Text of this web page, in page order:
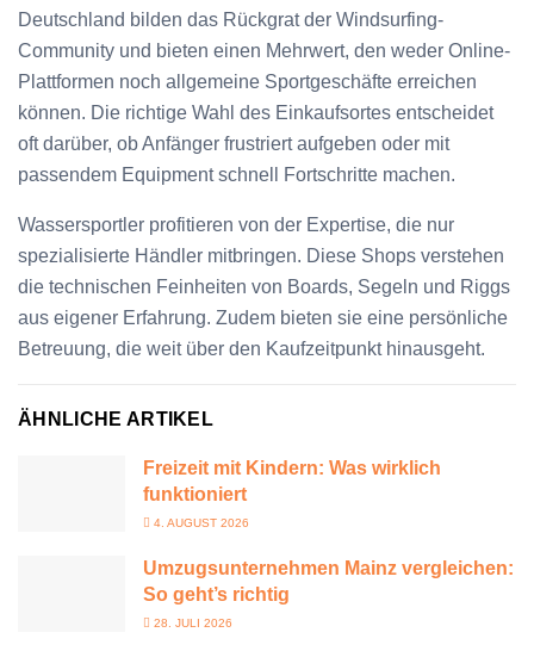
Deutschland bilden das Rückgrat der Windsurfing-
Community und bieten einen Mehrwert, den weder Online-
Plattformen noch allgemeine Sportgeschäfte erreichen
können. Die richtige Wahl des Einkaufsortes entscheidet
oft darüber, ob Anfänger frustriert aufgeben oder mit
passendem Equipment schnell Fortschritte machen.
Wassersportler profitieren von der Expertise, die nur
spezialisierte Händler mitbringen. Diese Shops verstehen
die technischen Feinheiten von Boards, Segeln und Riggs
aus eigener Erfahrung. Zudem bieten sie eine persönliche
Betreuung, die weit über den Kaufzeitpunkt hinausgeht.
ÄHNLICHE ARTIKEL
Freizeit mit Kindern: Was wirklich
funktioniert
4. AUGUST 2026
Umzugsunternehmen Mainz vergleichen:
So geht’s richtig
28. JULI 2026